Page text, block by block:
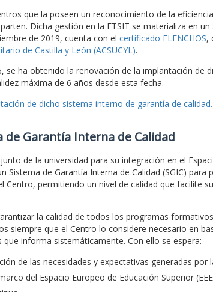
que la poseen un reconocimiento de la
Dicha gestión en la ETSIT se materializa en un
de 2019, cuenta con el certificado ELENCHOS,
de Castilla y León (ACSUCYL).
se ha obtenido la renovación de la implantación de
máxima de 6 años desde esta fecha.
de dicho sistema interno de garantía de calidad.
de Garantía Interna de Calidad
de la universidad para su integración en el
Sistema de Garantía Interna de Calidad (SGIC) para
permitiendo un nivel de calidad que facilite
la calidad de todos los programas
siempre que el Centro lo considere necesario en
informa sistemáticamente. Con ello se espera:
de las necesidades y expectativas generadas por
del Espacio Europeo de Educación Superior